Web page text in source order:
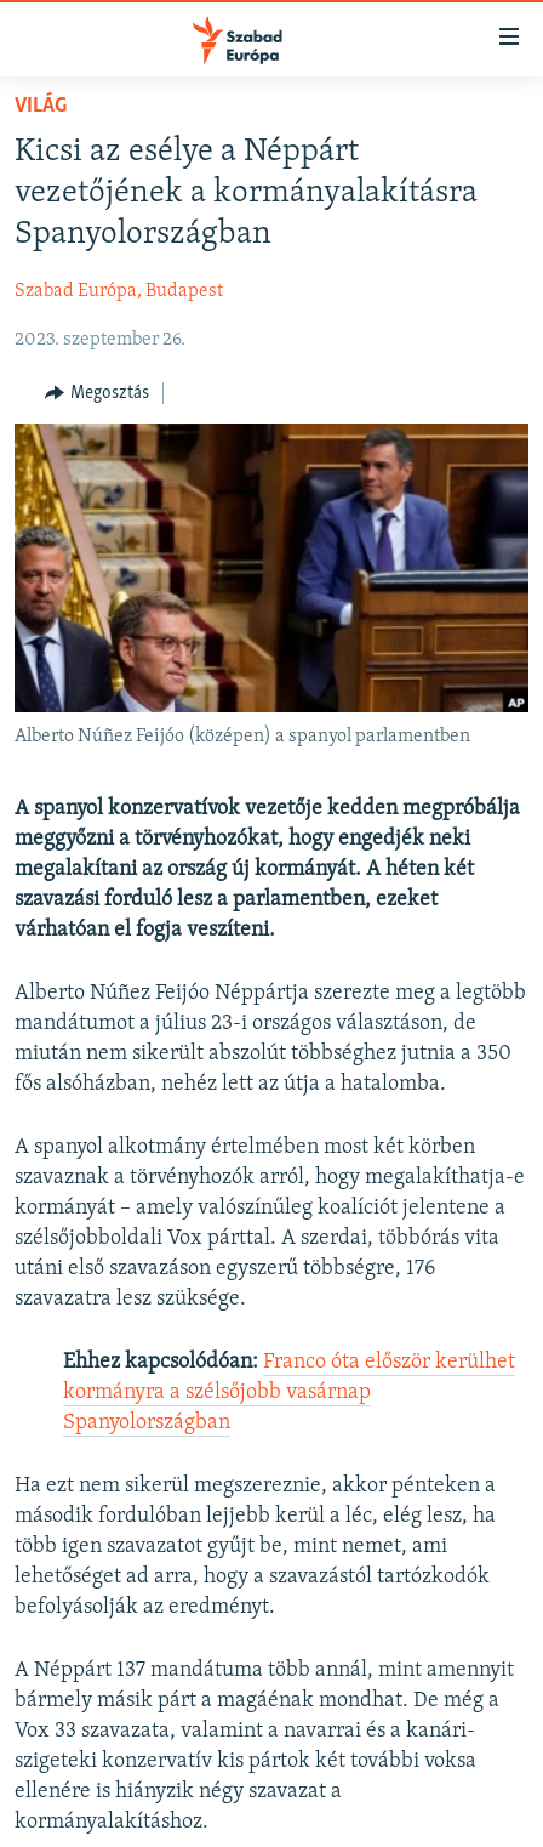
Akadálymentes
Ugrás
fő
oldalra
Ugrás
tartalomjegyzékre
AKTUÁLIS
PODCASTOK
ELEMZŐ
NER15
SZABADON
TÁRSADALOM
DEMOKRÁCIA
A PÉNZ NYOMÁBAN
EURÓPAI UNIÓ
VILÁG
KLÍMAVÁLTOZÁS
A MÚLT TANULSÁGAI
Valamennyi RFE/RL weboldal
VILÁG
Kicsi az esélye a Néppárt
vezetőjének a kormányalakításra
Spanyolországban
Szabad Európa, Budapest
2023. szeptember 26.
Megosztás
Alberto Núñez Feijóo (középen) a spanyol parlamentben
A spanyol konzervatívok vezetője kedden megpróbálja
meggyőzni a törvényhozókat, hogy engedjék neki
megalakítani az ország új kormányát. A héten két
szavazási forduló lesz a parlamentben, ezeket
várhatóan el fogja veszíteni.
Alberto Núñez Feijóo Néppártja szerezte meg a legtöbb
mandátumot a július 23-i országos választáson, de
miután nem sikerült abszolút többséghez jutnia a 350
fős alsóházban, nehéz lett az útja a hatalomba.
A spanyol alkotmány értelmében most két körben
szavaznak a törvényhozók arról, hogy megalakíthatja-e
kormányát – amely valószínűleg koalíciót jelentene a
szélsőjobboldali Vox párttal. A szerdai, többórás vita
utáni első szavazáson egyszerű többségre, 176
szavazatra lesz szüksége.
Ehhez kapcsolódóan: Franco óta először kerülhet
kormányra a szélsőjobb vasárnap
Spanyolországban
Ha ezt nem sikerül megszereznie, akkor pénteken a
második fordulóban lejjebb kerül a léc, elég lesz, ha
több igen szavazatot gyűjt be, mint nemet, ami
lehetőséget ad arra, hogy a szavazástól tartózkodók
befolyásolják az eredményt.
A Néppárt 137 mandátuma több annál, mint amennyit
bármely másik párt a magáénak mondhat. De még a
Vox 33 szavazata, valamint a navarrai és a kanári-
szigeteki konzervatív kis pártok két további voksa
ellenére is hiányzik négy szavazat a
kormányalakításhoz.
FELIRATKOZÁS
Spotify